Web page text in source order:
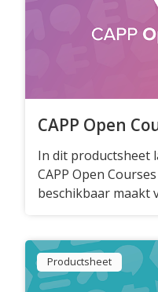
Zorgonderwijs
Performance
Diensten
Implementaties
SaaS
Onze service
CAPP Open
In dit productsheet
CAPP Open
beschikbaar maakt
Productsheet